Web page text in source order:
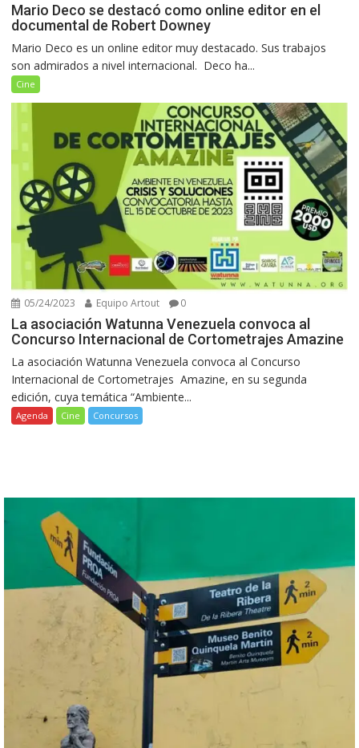
Mario Deco se destacó como online editor en el
documental de Robert Downey
Mario Deco es un online editor muy destacado. Sus trabajos
son admirados a nivel internacional. Deco ha...
Cine
05/24/2023 Equipo Artout 0
La asociación Watunna Venezuela convoca al
Concurso Internacional de Cortometrajes Amazine
La asociación Watunna Venezuela convoca al Concurso
Internacional de Cortometrajes Amazine, en su segunda
edición, cuya temática “Ambiente...
Agenda Cine Concursos